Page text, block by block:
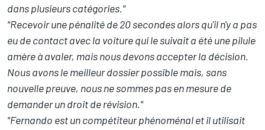
dans plusieurs catégories."
"Recevoir une pénalité de 20 secondes alors qu'il n'y a pas
eu de contact avec la voiture qui le suivait a été une pilule
amère à avaler, mais nous devons accepter la décision.
Nous avons le meilleur dossier possible mais, sans
nouvelle preuve, nous ne sommes pas en mesure de
demander un droit de révision."
"Fernando est un compétiteur phénoménal et il utilisait